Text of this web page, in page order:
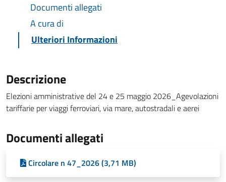
Documenti allegati
A cura di
Ulteriori Informazioni
Descrizione
Elezioni amministrative del 24 e 25 maggio 2026_Agevolazioni
tariffarie per viaggi ferroviari, via mare, autostradali e aerei
Documenti allegati
Circolare n 47_2026 (3,71 MB)